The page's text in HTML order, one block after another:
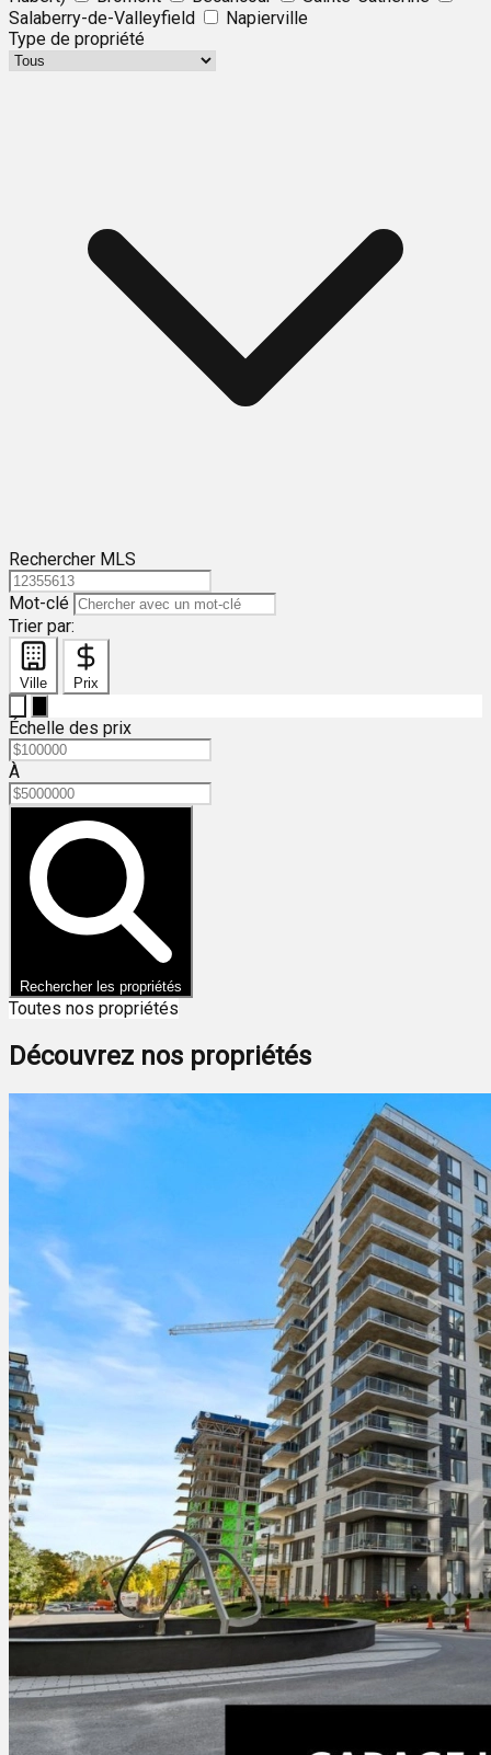
Salaberry-de-Valleyfield
Napierville
Type de propriété
Rechercher MLS
Mot-clé
Trier par:
Ville Prix
Échelle des prix
À
Rechercher les propriétés
Toutes nos propriétés
Découvrez nos propriétés